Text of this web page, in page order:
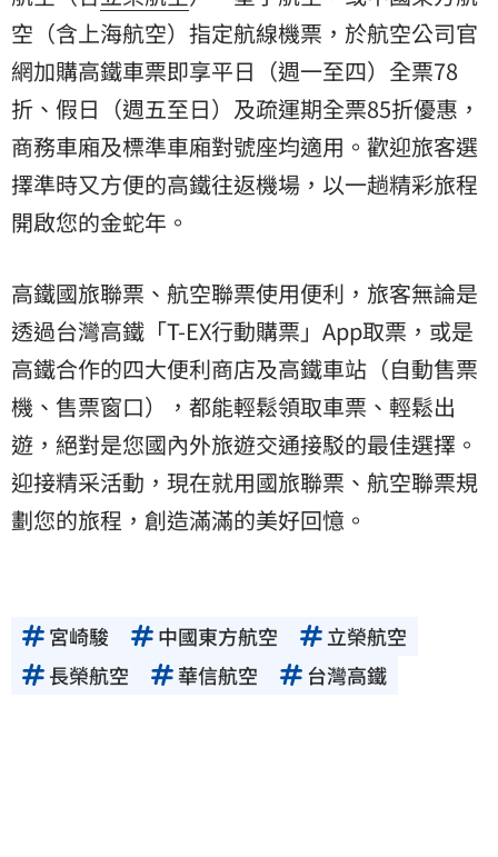
空 （含上海航空）指定航線機票，於航空公司官
網加購高鐵車票即享平日（週一至四）全票78
折、假日（週五至日）及疏運期全票85折優惠，
商務車廂及標準車廂對號座均適用。歡迎旅客選
擇準時又方便的高鐵往返機場，以一趟精彩旅程
開啟您的金蛇年。
高鐵國旅聯票、航空聯票使用便利，旅客無論是
透過台灣高鐵「T-EX行動購票」App取票，或是
高鐵合作的四大便利商店及高鐵車站（自動售票
機、售票窗口），都能輕鬆領取車票、輕鬆出
遊，絕對是您國內外旅遊交通接駁的最佳選擇。
迎接精采活動，現在就用國旅聯票、航空聯票規
劃您的旅程，創造滿滿的美好回憶。
宮崎駿 中國東方航空
立榮航空
長榮航空
華信航空 台灣高鐵